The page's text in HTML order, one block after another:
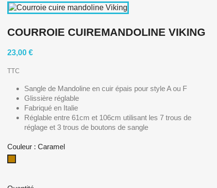
COURROIE CUIREMANDOLINE VIKING
23,00 €
TTC
Sangle de Mandoline en cuir épais pour style A ou F
Glissière réglable
Fabriqué en Italie
Réglable entre 61cm et 106cm utilisant les 7 trous de
réglage et 3 trous de boutons de sangle
Couleur : Caramel